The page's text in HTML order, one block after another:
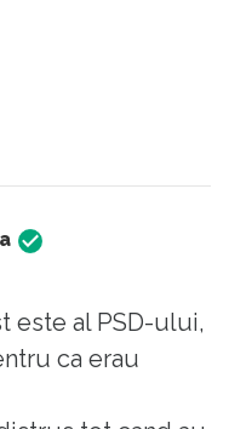
este al PSD-ului,
ca erau